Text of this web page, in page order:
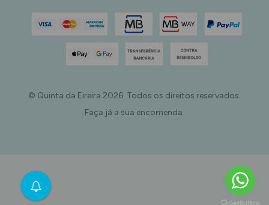
© Quinta da Eireira 2026. Todos os direitos reservados.
Faça já a sua encomenda.